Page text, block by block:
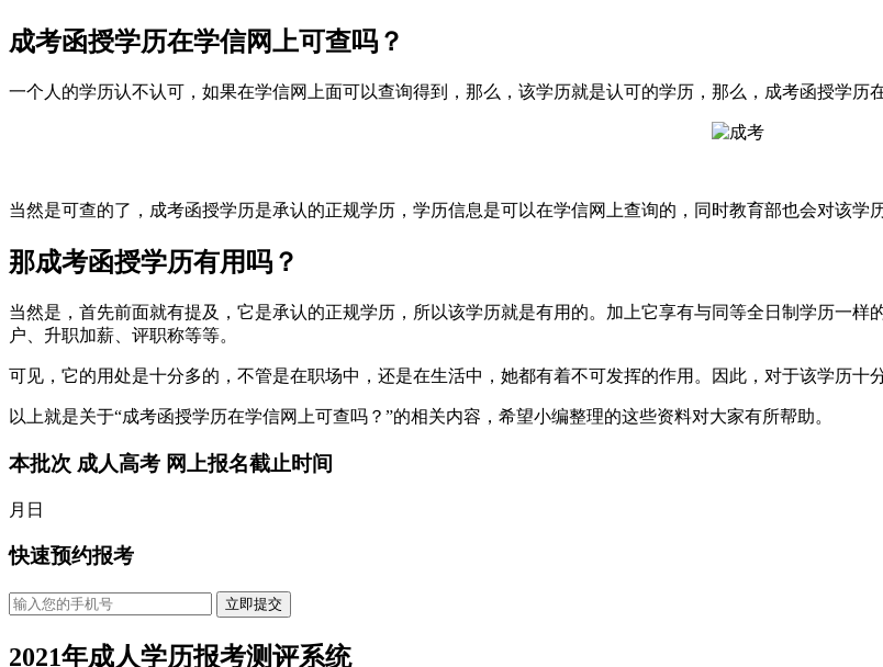
成考函授学历在学信网上可查吗？
一个人的学历认不认可，如果在学信网上面可以查询得到，那么，该学历就是认可的学历，那么，成考函授学历
当然是可查的了，成考函授学历是承认的正规学历，学历信息是可以在学信网上查询的，同时教育部也会对该学
那成考函授学历有用吗？
当然是，首先前面就有提及，它是承认的正规学历，所以该学历就是有用的。加上它享有与同等全日制学历一
户、升职加薪、评职称等等。
可见，它的用处是十分多的，不管是在职场中，还是在生活中，她都有着不可发挥的作用。因此，对于该学历十
以上就是关于“成考函授学历在学信网上可查吗？”的相关内容，希望小编整理的这些资料对大家有所帮助。
本批次 成人高考 网上报名截止时间
月 日
快速预约报考
立即提交
2021年成人学历报考测评系统